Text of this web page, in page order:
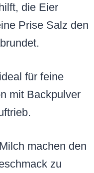
die Eier
Prise Salz den
für feine
mit Backpulver
machen den
zu